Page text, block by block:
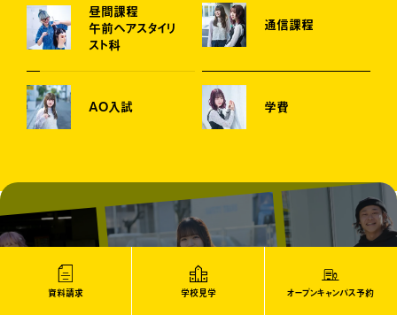
資料請求 学校見学 オープンキャンパス予約
昼間課程
午前ヘアスタイリ
スト科
通信課程
AO入試 学費